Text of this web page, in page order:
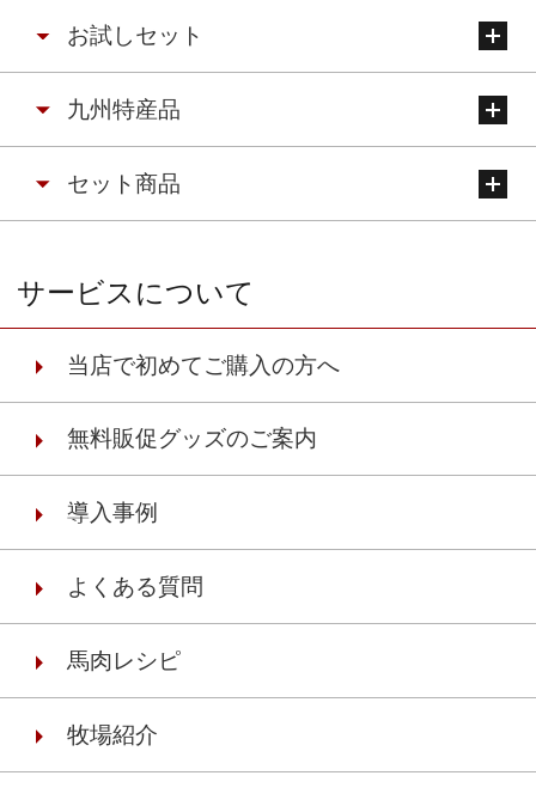
お試しセット
九州特産品
セット商品
サービスについて
当店で初めてご購入の方へ
無料販促グッズのご案内
導入事例
よくある質問
馬肉レシピ
牧場紹介